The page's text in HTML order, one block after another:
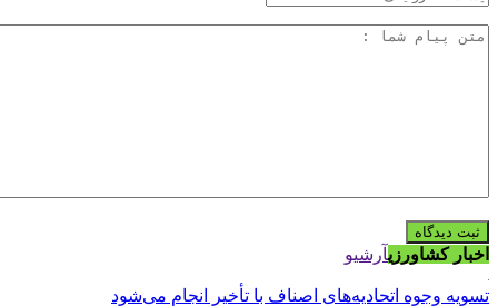
اخبار کشاورزیآرشیو
تسویه وجوه اتحادیه‌های اصناف با تأخیر انجام می‌شود